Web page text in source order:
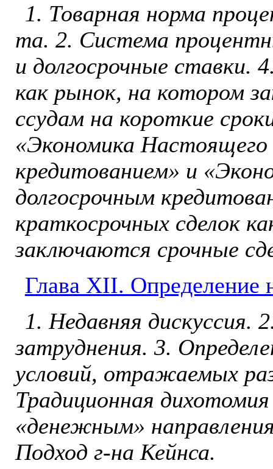
1. Товарная норма
та. 2. Система
и долгосрочные ставки.
как рынок, на котором
ссу­дам на короткие
«Экономи­ка
кредитованием» и
долгосрочным
краткосрочных сделок
заключаются срочные
Глава ХII. Определение
1. Недавняя дискуссия.
затруд­нения. 3.
условий, от­ражаемых
Традицион­ная
«денежным»
Подход г-на Кейнса.